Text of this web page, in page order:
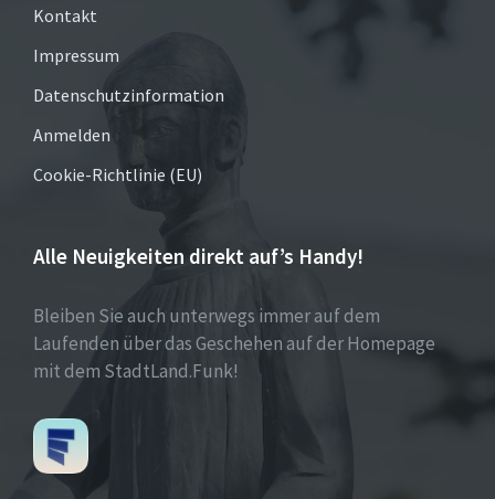
Kontakt
Impressum
Datenschutzinformation
Anmelden
Cookie-Richtlinie (EU)
Alle Neuigkeiten direkt auf’s Handy!
Bleiben Sie auch unterwegs immer auf dem
Laufenden über das Geschehen auf der Homepage
mit dem StadtLand.Funk!